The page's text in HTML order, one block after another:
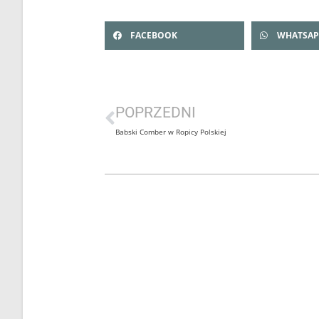
FACEBOOK
POPRZEDNI
Babski Comber w Ropicy Polskiej